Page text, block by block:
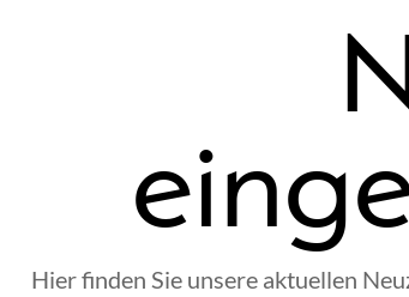
Hier finden Sie unsere aktuellen